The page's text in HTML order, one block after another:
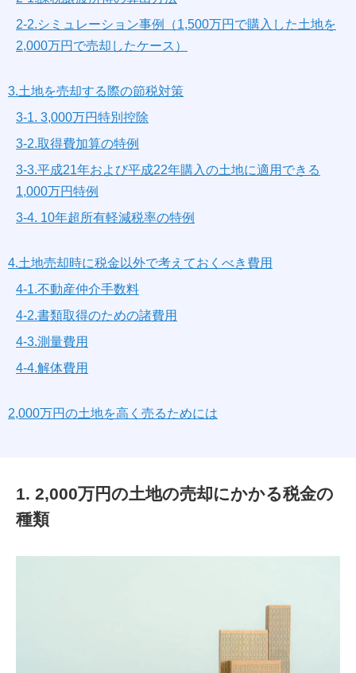
2-2.シミュレーション事例（1,500万円で購入した土地を
2,000万円で売却したケース）
3.土地を売却する際の節税対策
3-1. 3,000万円特別控除
3-2.取得費加算の特例
3-3.平成21年および平成22年購入の土地に適用できる
1,000万円特例
3-4. 10年超所有軽減税率の特例
4.土地売却時に税金以外で考えておくべき費用
4-1.不動産仲介手数料
4-2.書類取得のための諸費用
4-3.測量費用
4-4.解体費用
2,000万円の土地を高く売るためには
1. 2,000万円の土地の売却にかかる税金の
種類